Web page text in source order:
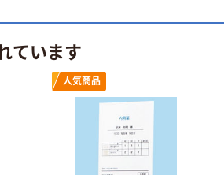
ています
人気商品